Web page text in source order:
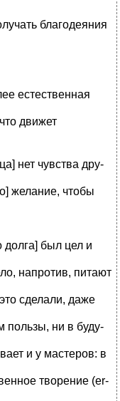
благодеяния
естественная
движет
нет чувства дру-
желание, чтобы
долга] был цел и
напротив, питают
сделали, даже
пользы, ни в буду-
и у мастеров: в
творение (er-